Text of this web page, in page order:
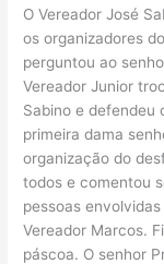
O Vereador José
os organizadores
perguntou ao
Vereador Junior
Sabino e defendeu
primeira dama
organização do
todos e comentou
pessoas
Vereador Marcos.
páscoa. O senhor